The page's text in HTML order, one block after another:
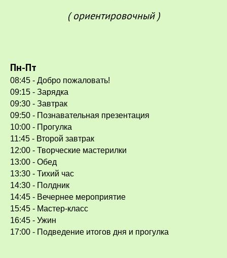
( ориентировочный )
Пн-Пт
08:45 - Добро пожаловать!
09:15 - Зарядка
09:30 - Завтрак
09:50 - Познавательная презентация
10:00 - Прогулка
11:45 - Второй завтрак
12:00 - Творческие мастерилки
13:00 - Обед
13:30 - Тихий час
14:30 - Полдник
14:45 - Вечернее мероприятие
15:45 - Мастер-класс
16:45 - Ужин
17:00 - Подведение итогов дня и прогулка